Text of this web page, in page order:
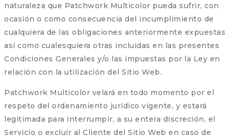
naturaleza que Patchwork Multicolor pueda sufrir, con
ocasión o como consecuencia del incumplimiento de
cualquiera de las obligaciones anteriormente expuestas
así como cualesquiera otras incluidas en las presentes
Condiciones Generales y/o las impuestas por la Ley en
relación con la utilización del Sitio Web.
Patchwork Multicolor velará en todo momento por el
respeto del ordenamiento jurídico vigente, y estará
legitimada para interrumpir, a su entera discreción, el
Servicio o excluir al Cliente del Sitio Web en caso de